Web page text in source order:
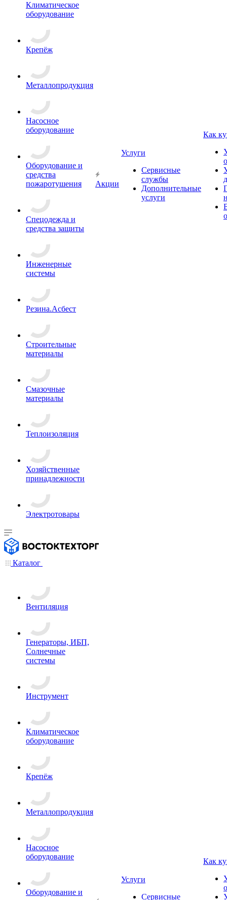
Климатическое
оборудование
Крепёж
Металлопродукция
Насосное
оборудование
Оборудование и
средства
пожаротушения
Спецодежда и
средства защиты
Инженерные
системы
Резина.Асбест
Строительные
материалы
Смазочные
материалы
Теплоизоляция
Хозяйственные
принадлежности
Электротовары
Акции
Услуги
Сервисные
службы
Дополнительные
услуги
Как
Каталог
Вентиляция
Генераторы, ИБП,
Солнечные
системы
Инструмент
Климатическое
оборудование
Крепёж
Металлопродукция
Насосное
оборудование
Оборудование и
Услуги
Сервисные
Как